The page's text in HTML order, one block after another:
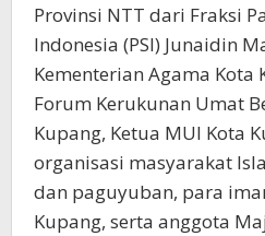
Provinsi NTT dari Fraksi
Indonesia (PSI) Junaidin
Kementerian Agama Kota
Forum Kerukunan Umat
Kupang, Ketua MUI Kota
organisasi masyarakat
dan paguyuban, para
Kupang, serta anggota